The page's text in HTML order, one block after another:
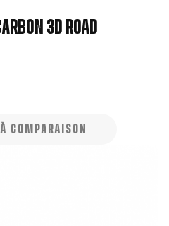
3D ROAD
COMPARAISON